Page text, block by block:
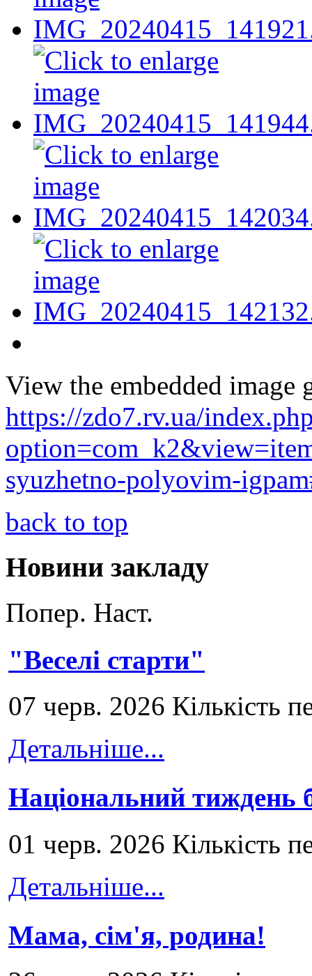
View the embedded image
https://zdo7.rv.ua/
syuzhetno-polyovim-
back to top
Новини закладу
Попер. Наст.
"Веселі старти"
07 черв. 2026 Кількість
Детальніше...
Національний тиждень
01 черв. 2026 Кількість
Детальніше...
Мама, сім'я, родина!